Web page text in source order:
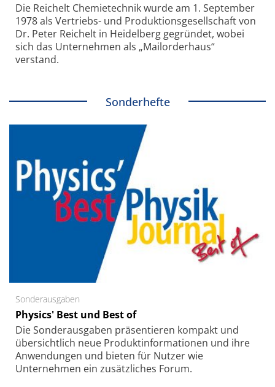
Die Reichelt Chemietechnik wurde am 1. September
1978 als Vertriebs- und Produktionsgesellschaft von
Dr. Peter Reichelt in Heidelberg gegründet, wobei
sich das Unternehmen als „Mailorderhaus“
verstand.
Sonderhefte
Sonderausgaben
Physics' Best und Best of
Die Sonder­ausgaben präsentieren kompakt und
übersichtlich neue Produkt­informationen und ihre
Anwendungen und bieten für Nutzer wie
Unternehmen ein zusätzliches Forum.